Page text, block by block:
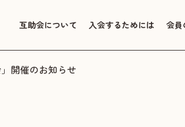
互助会について 入会するためには 会員
開催のお知らせ